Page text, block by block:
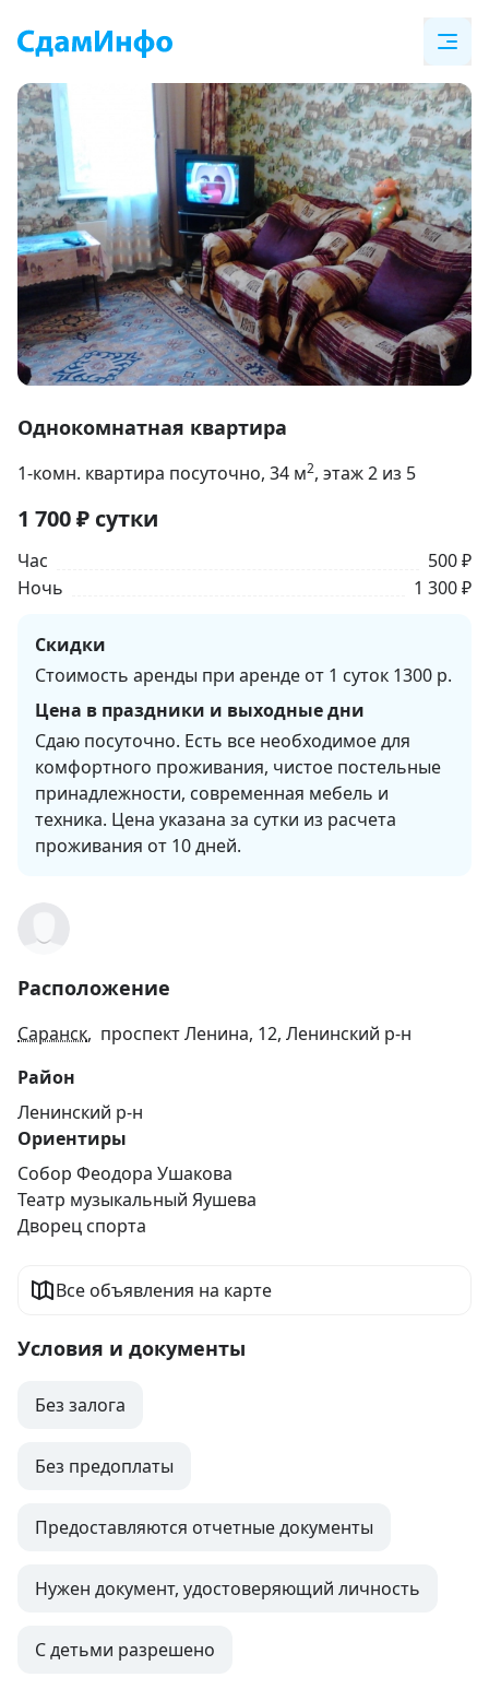
1
5
Однокомнатная квартира
1-комн. квартира посуточно, 34 м2, этаж 2 из 5
1 700₽ сутки
Час
500 ₽
Ночь
1 300 ₽
Скидки
Стоимость аренды при аренде от 1 суток 1300 р.
Цена в праздники и выходные дни
Сдаю посуточно. Есть все необходимое для
комфортного проживания, чистое постельные
принадлежности, современная мебель и
техника. Цена указана за сутки из расчета
проживания от 10 дней.
Расположение
Саранск, проспект Ленина, 12, Ленинский р-н
Район
Ленинский р-н
Ориентиры
Собор Феодора Ушакова
Театр музыкальный Яушева
Дворец спорта
Все объявления на карте
Условия и документы
Без залога
Без предоплаты
Предоставляются отчетные документы
Нужен документ, удостоверяющий личность
С детьми разрешено